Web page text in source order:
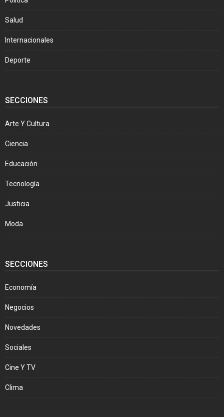
Salud
Internacionales
Deporte
SECCIONES
Arte Y Cultura
Ciencia
Educación
Tecnología
Justicia
Moda
SECCIONES
Economía
Negocios
Novedades
Sociales
Cine Y TV
Clima